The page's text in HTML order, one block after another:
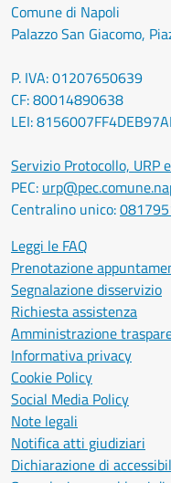
Comune di Napoli
Palazzo San Giacomo,
P. IVA: 01207650639
CF: 80014890638
LEI:
Servizio Protocollo, URP
PEC:
Centralino unico:
Leggi le FAQ
Prenotazione
Segnalazione disservizio
Richiesta assistenza
Amministrazione
Informativa privacy
Cookie Policy
Social Media Policy
Note legali
Notifica atti giudiziari
Dichiarazione di